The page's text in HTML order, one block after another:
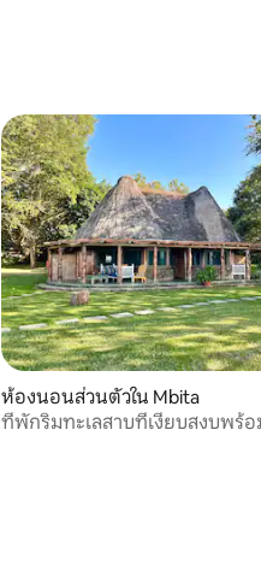
ห้องนอนส่วนตัวใน Mbita
ที่พักริมทะเลสาบที่เงียบสงบพร้อ